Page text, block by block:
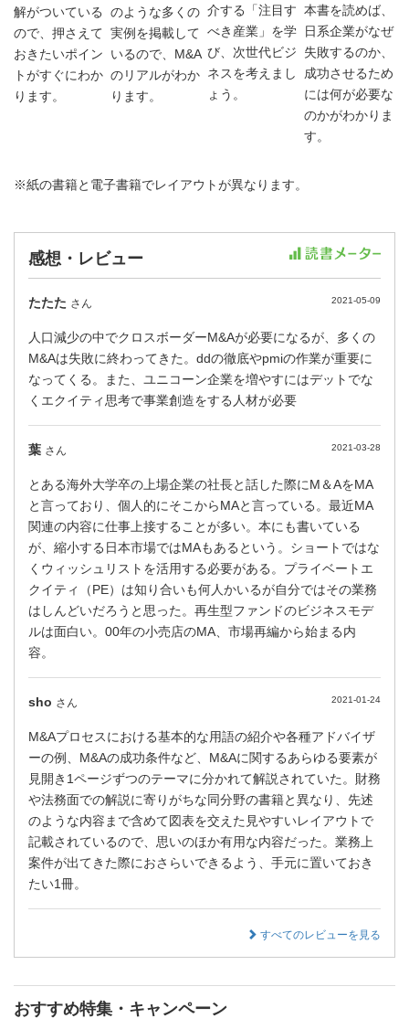
解がついている
ので、押さえて
おきたいポイン
トがすぐにわか
ります。
のような多くの
実例を掲載して
いるので、M&A
のリアルがわか
ります。
介する「注目す
べき産業」を学
び、次世代ビジ
ネスを考えまし
ょう。
本書を読めば、
日系企業がなぜ
失敗するのか、
成功させるため
には何が必要な
のかがわかりま
す。
※紙の書籍と電子書籍でレイアウトが異なります。
感想・レビュー
たたた さん 2021-05-09
人口減少の中でクロスボーダーM&Aが必要になるが、多くの
M&Aは失敗に終わってきた。ddの徹底やpmiの作業が重要に
なってくる。また、ユニコーン企業を増やすにはデットでな
くエクイティ思考で事業創造をする人材が必要
葉 さん 2021-03-28
とある海外大学卒の上場企業の社長と話した際にM＆AをMA
と言っており、個人的にそこからMAと言っている。最近MA
関連の内容に仕事上接することが多い。本にも書いている
が、縮小する日本市場ではMAもあるという。ショートではな
くウィッシュリストを活用する必要がある。プライベートエ
クイティ（PE）は知り合いも何人かいるが自分ではその業務
はしんどいだろうと思った。再生型ファンドのビジネスモデ
ルは面白い。00年の小売店のMA、市場再編から始まる内
容。
sho さん 2021-01-24
M&Aプロセスにおける基本的な用語の紹介や各種アドバイザ
ーの例、M&Aの成功条件など、M&Aに関するあらゆる要素が
見開き1ページずつのテーマに分かれて解説されていた。財務
や法務面での解説に寄りがちな同分野の書籍と異なり、先述
のような内容まで含めて図表を交えた見やすいレイアウトで
記載されているので、思いのほか有用な内容だった。業務上
案件が出てきた際におさらいできるよう、手元に置いておき
たい1冊。
すべてのレビューを見る
おすすめ特集・キャンペーン